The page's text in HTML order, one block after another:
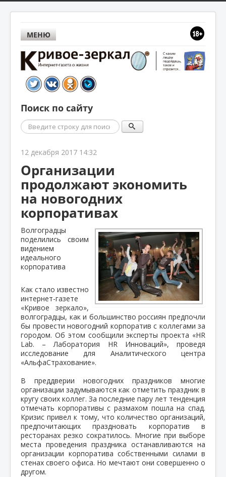
МЕНЮ
Поиск по сайту
Поиск
12 декабря 2017 14:32
Организации
продолжают экономить
на новогодних
корпоративах
Волгоградцы
поделились своим
видением
идеального
корпоратива
Как стало известно
интернет-газете
«Кривое зеркало»,
волгоградцы, как и большинство россиян предпочли
бы провести новогодний корпоратив с коллегами за
городом. Об этом сообщили эксперты проекта «HR
Lab. – Лаборатория HR Инноваций», проведя
исследование для Аналитического центра
«АльфаСтрахование».
В преддверии новогодних праздников многие
организации задумываются как отметить праздник в
кругу своих коллег. За последние пару лет тенденция
отмечать корпоративы с размахом пошла на спад.
Кризис привел к тому, что количество организаций,
предпочитающих праздновать корпоратив в
ресторанах резко сократилось. Многие при выборе
места проведения праздника останавливаются на
организации корпоратива собственными силами в
стенах своего офиса. Но мечтают они совершенно о
другом.